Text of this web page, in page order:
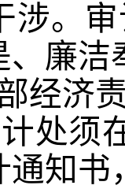
涉。
、廉
经济
处须
通知